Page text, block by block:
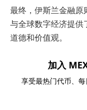
最终，伊斯兰金融原
与全球数字经济提供
道德和价值观。
加入
享受最热门代币、